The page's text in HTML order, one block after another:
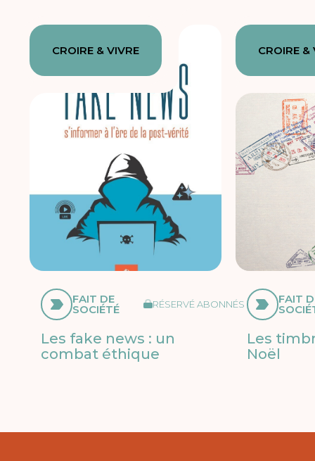
CROIRE & VIVRE
FAIT DE
SOCIÉTÉ RÉSERVÉ ABONNÉS
Les fake news : un
combat éthique
CROIRE &
FAIT
Les
Noël